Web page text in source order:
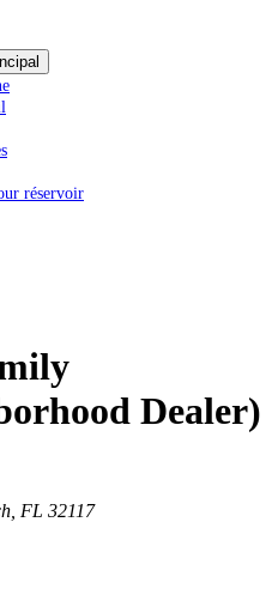
réservoir
Dealer)
FL 32117